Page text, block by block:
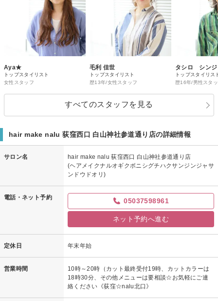
Aya★
トップスタイリスト
女性スタッフ
毛利 佳世
トップスタイリスト
歴13年/女性スタッフ
タシロ シンジ
トップスタイリス
歴16年/男性スタ
すべてのスタッフを見る
hair make nalu 荻窪西口 白山神社参道通り店の詳細情報
サロン名
hair make nalu 荻窪西口 白山神社参道通り店
(ヘアメイクナルオギクボニシグチハクサンジンジャサ
ンドウドオリ)
電話・ネット予約 05037598961
ネット予約へ進む
定休日 年末年始
営業時間
10時～20時（カット最終受付19時、カットカラーは
18時30分、その他メニューは要相談☆お気軽にご連
絡ください《荻窪☆nalu北口》